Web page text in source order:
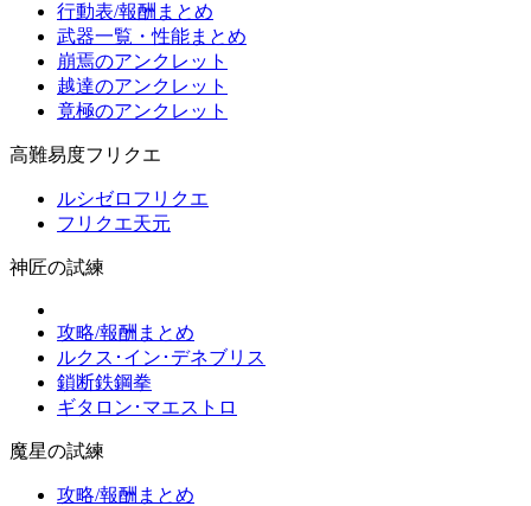
行動表/報酬まとめ
武器一覧・性能まとめ
崩焉のアンクレット
越達のアンクレット
竟極のアンクレット
高難易度フリクエ
ルシゼロフリクエ
フリクエ天元
神匠の試練
攻略/報酬まとめ
ルクス･イン･デネブリス
鎖断鉄鋼拳
ギタロン･マエストロ
魔星の試練
攻略/報酬まとめ